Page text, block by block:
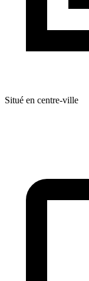
Situé en centre-ville